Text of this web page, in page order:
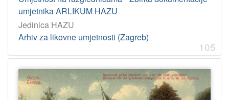
umjetnika ARLIKUM HAZU
Jedinica HAZU
Arhiv za likovne umjetnosti (Zagreb)
105